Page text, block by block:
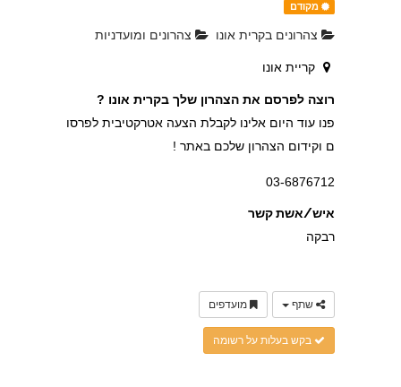
מקודם
צהרונים בקרית אונו צהרונים ומועדניות
קריית אונו
רוצה לפרסם את הצהרון שלך בקרית אונו ?
פנו עוד היום אלינו לקבלת הצעה אטרקטיבית לפרסו
ם וקידום הצהרון שלכם באתר !
03-6876712
איש/אשת קשר
רבקה
שתף מועדפים
בקש בעלות על רשומה